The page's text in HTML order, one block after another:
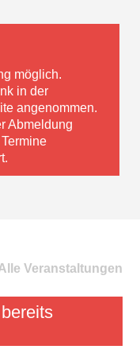
möglich.
in der
angenommen.
Abmeldung
Veranstaltungen